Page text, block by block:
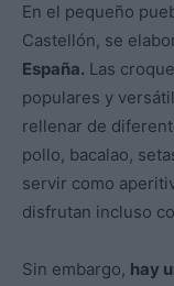
En el pequeño
Castellón, se
España. Las
populares y
rellenar de
pollo, bacalao,
servir como
disfrutan incluso
Sin embargo, hay